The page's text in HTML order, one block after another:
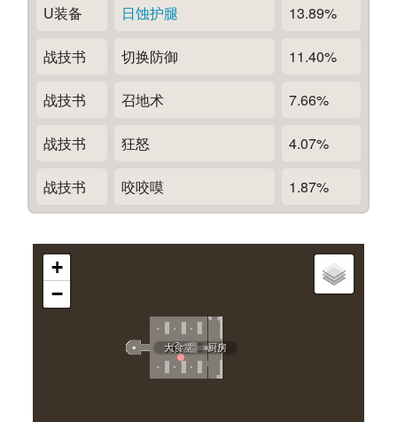
U装备 日蚀护腿 13.89%
战技书 切换防御 11.40%
战技书 召地术 7.66%
战技书 狂怒 4.07%
战技书 咬咬嗼 1.87%
大食堂 厨房
+
−